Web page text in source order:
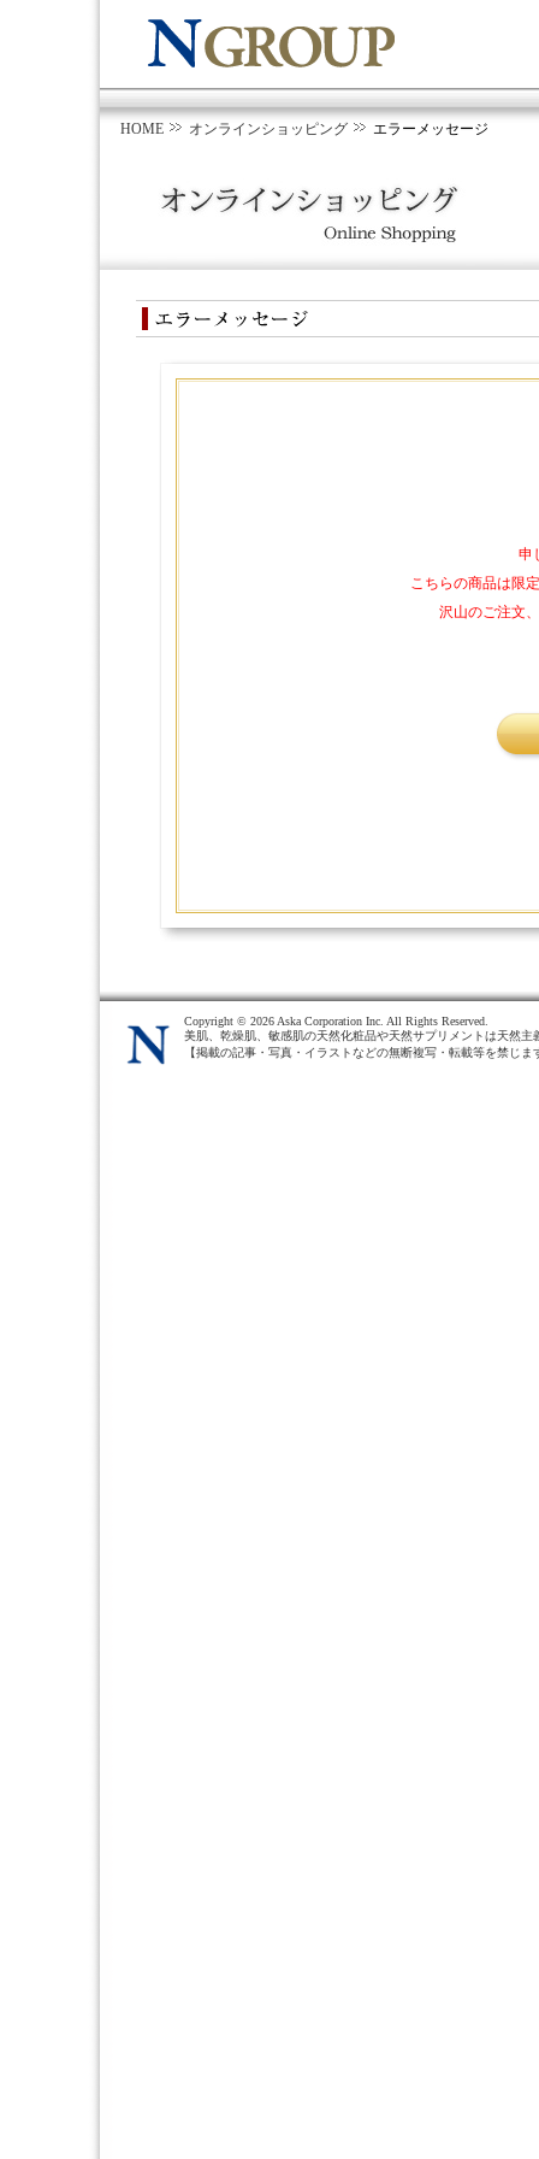
HOME オンラインショッピング エラーメッセージ
申
こちらの商品は限
沢山のご注文
Copyright © 2026 Aska Corporation Inc. All Rights Reserved.
美肌、乾燥肌、敏感肌の天然化粧品や天然サプリメントは天然主
【掲載の記事・写真・イラストなどの無断複写・転載等を禁じま